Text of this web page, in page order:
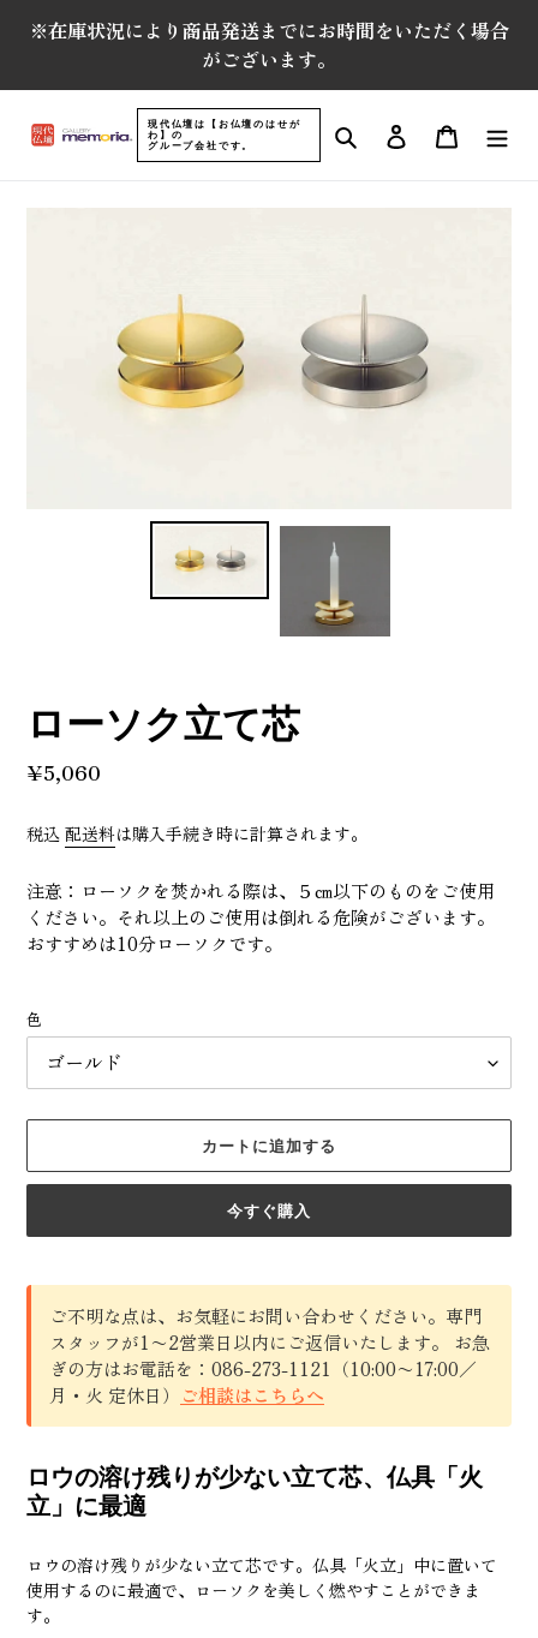
ン
※在庫状況により商品発送までにお時間をいただく場合
がございます。
現代仏壇は【お仏壇のはせが
わ】の
グループ会社です。
検索 ログインカート
ローソク立て芯
通
価
¥5,060
税込 配送料は購入手続き時に計算されます。
注意：ローソクを焚かれる際は、５㎝以下のものをご使用
ください。それ以上のご使用は倒れる危険がございます。
おすすめは10分ローソクです。
色
カートに追加する
今すぐ購入
ご不明な点は、お気軽にお問い合わせください。専門
スタッフが1〜2営業日以内にご返信いたします。 お急
ぎの方はお電話を：086-273-1121（10:00〜17:00／
月・火 定休日）
ご相談はこちらへ
ト
に
品
を
追
ロウの溶け残りが少ない立て芯、仏具「火
立」に最適
ロウの溶け残りが少ない立て芯です。仏具「火立」中に置いて
使用するのに最適で、ローソクを美しく燃やすことができま
す。